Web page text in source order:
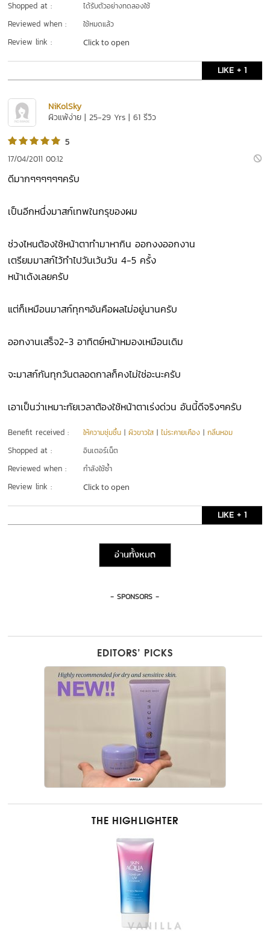
Shopped at : ได้รับตัวอย่างทดลองใช้
Reviewed when : ใช้หมดแล้ว
Review link : Click to open
LIKE + 1
NiKolSky
ผิวแพ้ง่าย | 25-29 Yrs | 61 รีวิว
5
17/04/2011 00:12
ดีมากๆๆๆๆๆๆครับ
เป็นอีกหนึ่งมาสก์เทพในกรุของผม
ช่วงไหนต้องใช้หน้าตาทำมาหากิน ออกงงออกงาน
เตรียมมาสก์ไว้ทำไปวันเว้นวัน 4-5 ครั้ง
หน้าเด้งเลยครับ
แต่ก็เหมือนมาสก์ทุกๆอันคือผลไม่อยู่นานครับ
ออกงานเสร็จ2-3 อาทิตย์หน้าหมองเหมือนเดิม
จะมาสก์กันทุกวันตลอดกาลก็คงไม่ใช่อะนะครับ
เอาเป็นว่าเหมาะกัยเวลาต้องใช้หน้าตาเร่งด่วน อันนี้ดีจริงๆครับ
Benefit received : ให้ความชุ่มชื้น |ผิวขาวใส |ไม่ระคายเคือง |กลิ่นหอม
Shopped at : อินเตอร์เน็ต
Reviewed when : กำลังใช้ซ้ำ
Review link : Click to open
LIKE + 1
อ่านทั้งหมด
- SPONSORS -
EDITORS’ PICKS
THE HIGHLIGHTER